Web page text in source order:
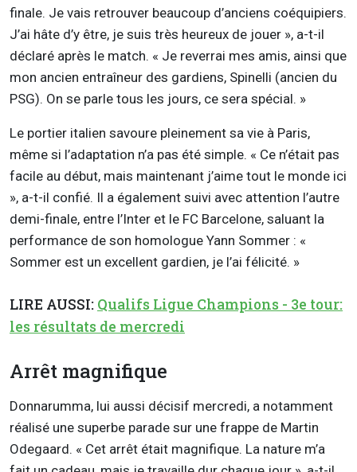
finale. Je vais retrouver beaucoup d’anciens coéquipiers.
J’ai hâte d’y être, je suis très heureux de jouer », a-t-il
déclaré après le match. « Je reverrai mes amis, ainsi que
mon ancien entraîneur des gardiens, Spinelli (ancien du
PSG). On se parle tous les jours, ce sera spécial. »
Le portier italien savoure pleinement sa vie à Paris,
même si l’adaptation n’a pas été simple. « Ce n’était pas
facile au début, mais maintenant j’aime tout le monde ici
», a-t-il confié. Il a également suivi avec attention l’autre
demi-finale, entre l’Inter et le FC Barcelone, saluant la
performance de son homologue Yann Sommer : «
Sommer est un excellent gardien, je l’ai félicité. »
LIRE AUSSI: Qualifs Ligue Champions - 3e tour:
les résultats de mercredi
Arrêt magnifique
Donnarumma, lui aussi décisif mercredi, a notamment
réalisé une superbe parade sur une frappe de Martin
Odegaard. « Cet arrêt était magnifique. La nature m’a